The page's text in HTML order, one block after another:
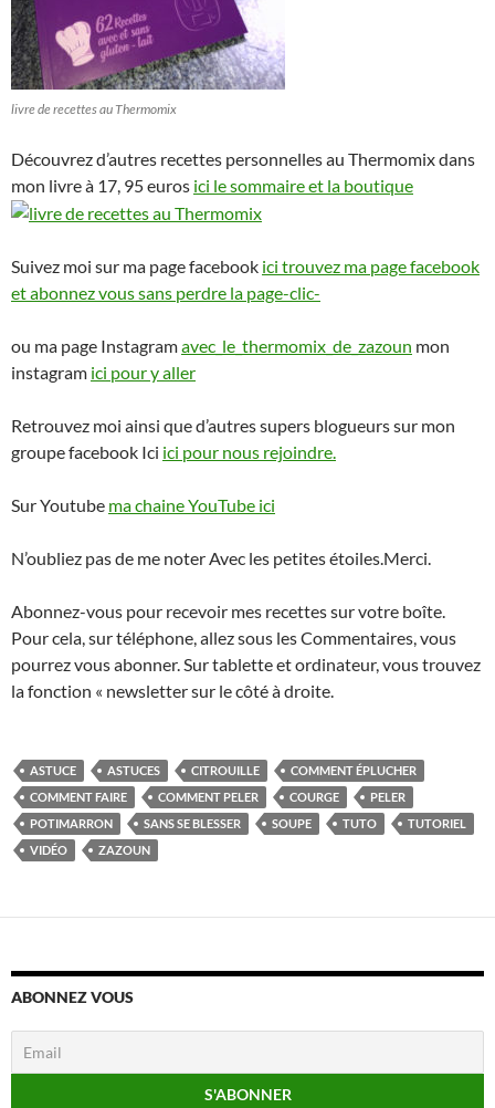
livre de recettes au Thermomix
Découvrez d’autres recettes personnelles au Thermomix dans
mon livre à 17, 95 euros ici le sommaire et la boutique
Suivez moi sur ma page facebook ici trouvez ma page facebook
et abonnez vous sans perdre la page-clic-
ou ma page Instagramavec_le_thermomix_de_zazoun mon
instagram ici pour y aller
Retrouvez moi ainsi que d’autres supers blogueurs sur mon
groupe facebook Ici ici pour nous rejoindre.
Sur Youtube ma chaine YouTube ici
N’oubliez pas de me noter Avec les petites étoiles.Merci.
Abonnez-vous pour recevoir mes recettes sur votre boîte.
Pour cela, sur téléphone, allez sous les Commentaires, vous
pourrez vous abonner. Sur tablette et ordinateur, vous trouvez
la fonction « newsletter sur le côté à droite.
ASTUCE ASTUCES CITROUILLE
COMMENT ÉPLUCHER
COMMENT FAIRE
COMMENT PELER COURGE
PELER
POTIMARRON
SANS SE BLESSER SOUPE TUTO
TUTORIEL
VIDÉO
ZAZOUN
ABONNEZ VOUS